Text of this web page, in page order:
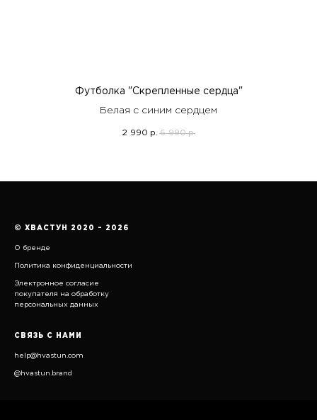
Футболка "Скрепленные сердца"
Белая с синим сердцем
2 990 р. 6 990 р.
© ХВАСТУН 2020 – 2026
О бренде
Политика конфиденциальности
Электронное согласие
покупателя на обработку
персональных данных
СВЯЗЬ С НАМИ
help@hvastun.com
@hvastun.brand